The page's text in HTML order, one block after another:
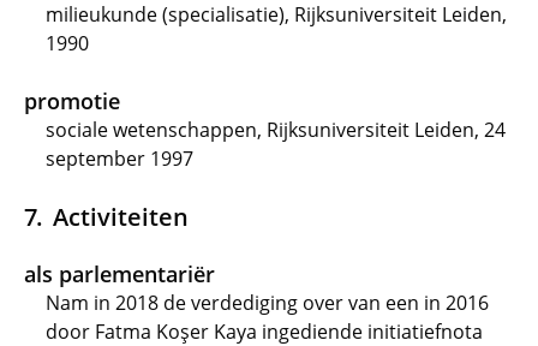
milieukunde (specialisatie), Rijksuniversiteit Leiden,
1990
promotie
sociale wetenschappen, Rijksuniversiteit Leiden, 24
september 1997
Activiteiten
als parlementariër
Nam in 2018 de verdediging over van een in 2016
door Fatma Koşer Kaya ingediende initiatiefnota